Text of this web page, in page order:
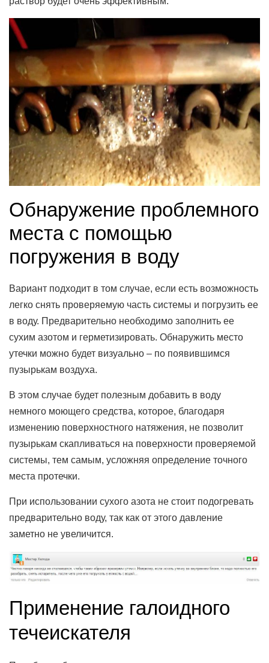
Обнаружение проблемного
места с помощью
погружения в воду
Вариант подходит в том случае, если есть возможность
легко снять проверяемую часть системы и погрузить ее
в воду. Предварительно необходимо заполнить ее
сухим азотом и герметизировать. Обнаружить место
утечки можно будет визуально – по появившимся
пузырькам воздуха.
В этом случае будет полезным добавить в воду
немного моющего средства, которое, благодаря
изменению поверхностного натяжения, не позволит
пузырькам скапливаться на поверхности проверяемой
системы, тем самым, усложняя определение точного
места протечки.
При использовании сухого азота не стоит подогревать
предварительно воду, так как от этого давление
заметно не увеличится.
Применение галоидного
течеискателя